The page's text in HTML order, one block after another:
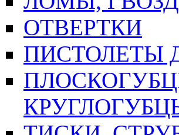
ОТВЕРТКИ
ПИСТОЛЕТЫ